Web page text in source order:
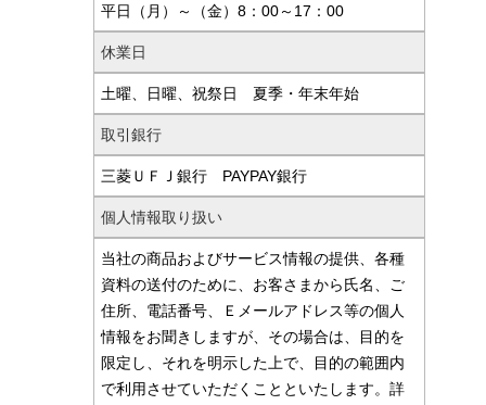
平日（月）～（金）8：00～17：00
休業日
土曜、日曜、祝祭日 夏季・年末年始
取引銀行
三菱ＵＦＪ銀行 PAYPAY銀行
個人情報取り扱い
当社の商品およびサービス情報の提供、各種
資料の送付のために、お客さまから氏名、ご
住所、電話番号、Ｅメールアドレス等の個人
情報をお聞きしますが、その場合は、目的を
限定し、それを明示した上で、目的の範囲内
で利用させていただくことといたします。詳